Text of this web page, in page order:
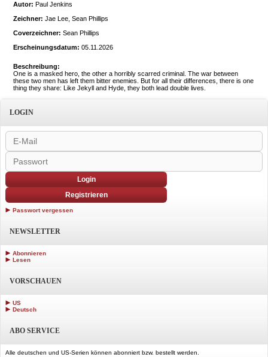
Autor: Paul Jenkins
Zeichner: Jae Lee, Sean Phillips
Coverzeichner: Sean Phillips
Erscheinungsdatum: 05.11.2026
Beschreibung:
One is a masked hero, the other a horribly scarred criminal. The war between
these two men has left them bitter enemies. But for all their differences, there is one
thing they share: Like Jekyll and Hyde, they both lead double lives.
LOGIN
Login
Registrieren
Passwort vergessen
NEWSLETTER
Abonnieren
Lesen
VORSCHAUEN
US
Deutsch
ABO SERVICE
Alle deutschen und US-Serien können abonniert bzw. bestellt werden.